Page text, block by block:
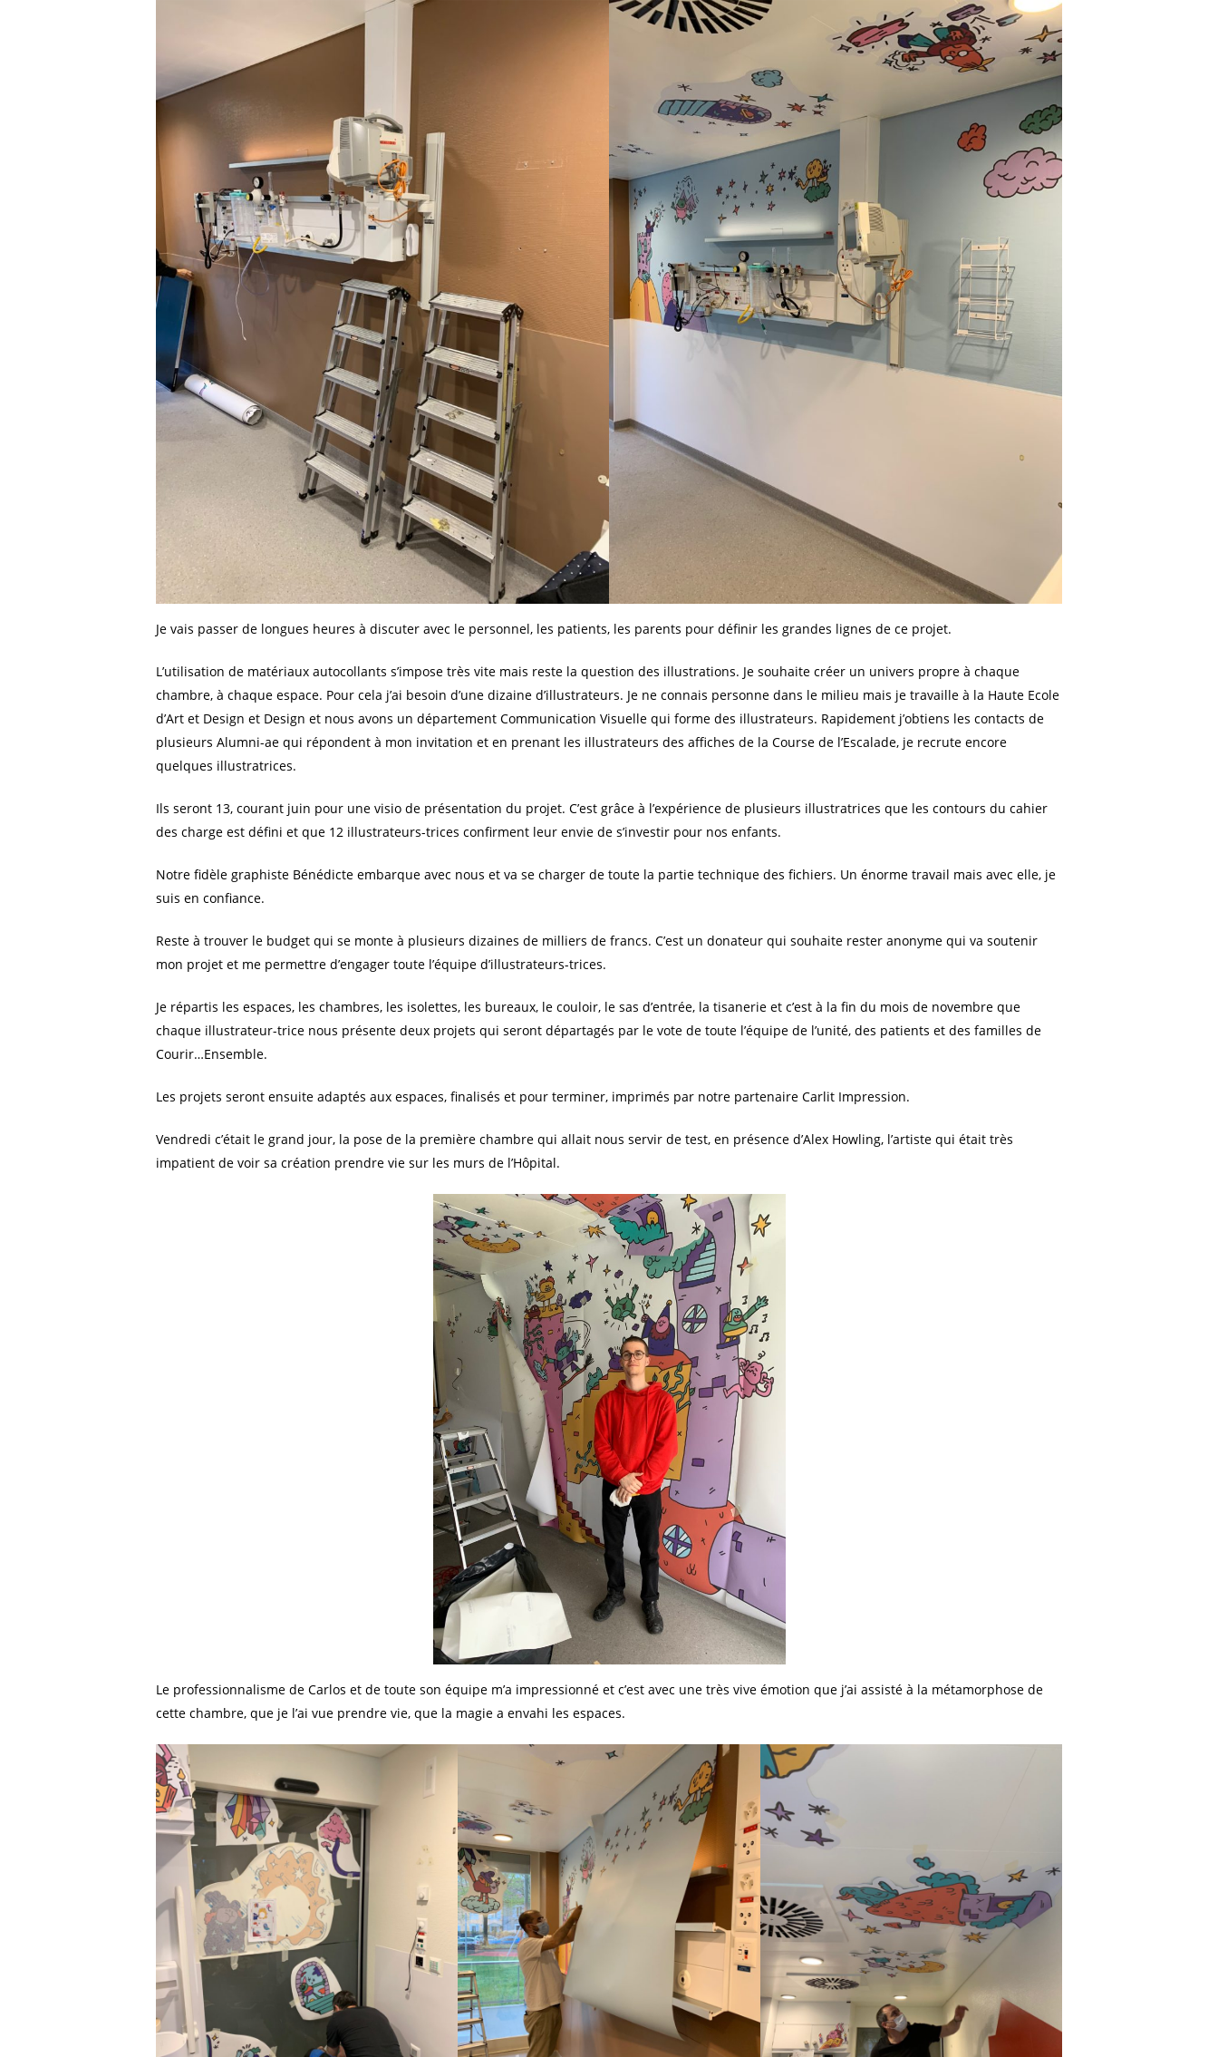
Je vais passer de longues heures à discuter avec le personnel, les patients, les parents pour définir les grandes lignes de ce projet.
L’utilisation de matériaux autocollants s’impose très vite mais reste la question des illustrations. Je souhaite créer un univers propre à chaque
chambre, à chaque espace. Pour cela j’ai besoin d’une dizaine d’illustrateurs. Je ne connais personne dans le milieu mais je travaille à la Haute Ecole
d’Art et Design et Design et nous avons un département Communication Visuelle qui forme des illustrateurs. Rapidement j’obtiens les contacts de
plusieurs Alumni-ae qui répondent à mon invitation et en prenant les illustrateurs des affiches de la Course de l’Escalade, je recrute encore
quelques illustratrices.
Ils seront 13, courant juin pour une visio de présentation du projet. C’est grâce à l’expérience de plusieurs illustratrices que les contours du cahier
des charge est défini et que 12 illustrateurs-trices confirment leur envie de s’investir pour nos enfants.
Notre fidèle graphiste Bénédicte embarque avec nous et va se charger de toute la partie technique des fichiers. Un énorme travail mais avec elle, je
suis en confiance.
Reste à trouver le budget qui se monte à plusieurs dizaines de milliers de francs. C’est un donateur qui souhaite rester anonyme qui va soutenir
mon projet et me permettre d’engager toute l’équipe d’illustrateurs-trices.
Je répartis les espaces, les chambres, les isolettes, les bureaux, le couloir, le sas d’entrée, la tisanerie et c’est à la fin du mois de novembre que
chaque illustrateur-trice nous présente deux projets qui seront départagés par le vote de toute l’équipe de l’unité, des patients et des familles de
Courir…Ensemble.
Les projets seront ensuite adaptés aux espaces, finalisés et pour terminer, imprimés par notre partenaire Carlit Impression.
Vendredi c’était le grand jour, la pose de la première chambre qui allait nous servir de test, en présence d’Alex Howling, l’artiste qui était très
impatient de voir sa création prendre vie sur les murs de l’Hôpital.
Le professionnalisme de Carlos et de toute son équipe m’a impressionné et c’est avec une très vive émotion que j’ai assisté à la métamorphose de
cette chambre, que je l’ai vue prendre vie, que la magie a envahi les espaces.